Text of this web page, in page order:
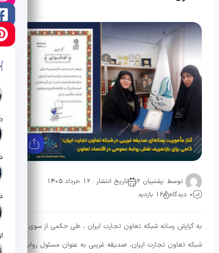
توسط :پشتیبان 2
تاریخ انتشار : 12 خرداد 1405
0 دیدگاه
16 بازدید
به گزارش رسانه شبکه تعاون تجارت ایران ، طی حکمی از سوی
شبکه تعاون تجارت ایران، صدیقه غریبی به عنوان مسئول روابط